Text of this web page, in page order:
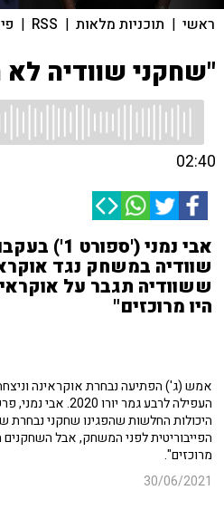
ראשי | תוכניות מלאות |
RSS
|
"שחקני שוודיה לא
02:40
אבי נמני
ששוודיה תגבר על
היו מרוכזים"
היכולות החלשות שהפגינו שחקני נבחרת
הפייבוריטית לפני המשחק, אבל השחקנים
מרוכזים".
30/06/2021